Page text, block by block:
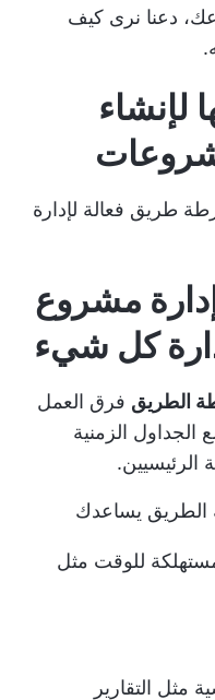
دعنا نرى كيف
لإنشاء
طريق فعالة لإدارة
مشروع
كل شيء
الطريق فرق العمل
الجداول الزمنية
الطريق يساعدك
للوقت مثل
مثل التقارير